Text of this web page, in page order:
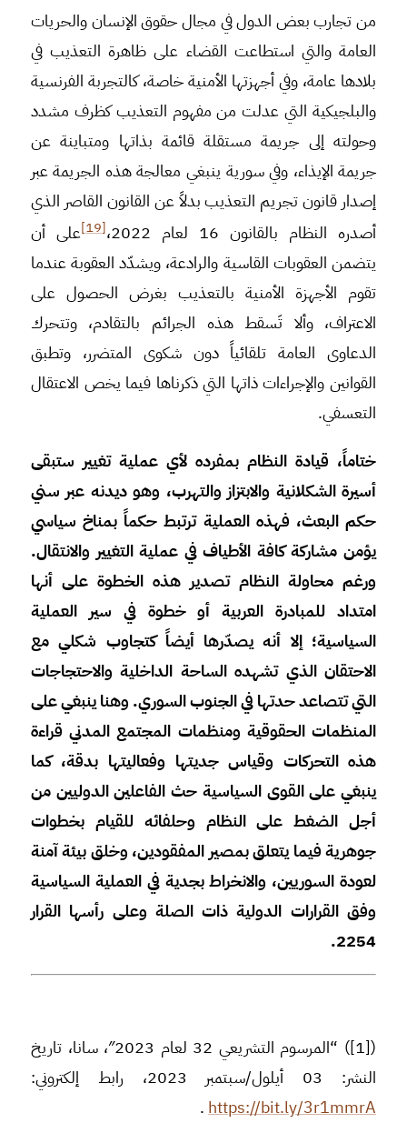
من تجارب بعض الدول في مجال حقوق الإنسان والحريات
العامة والتي استطاعت القضاء على ظاهرة التعذيب في
بلادها عامة، وفي أجهزتها الأمنية خاصة، كالتجربة الفرنسية
والبلجيكية التي عدلت من مفهوم التعذيب كظرف مشدد
وحولته إلى جريمة مستقلة قائمة بذاتها ومتباينة عن
جريمة الإيذاء، وفي سورية ينبغي معالجة هذه الجريمة عبر
إصدار قانون تجريم التعذيب بدلاً عن القانون القاصر الذي
أصدره النظام بالقانون 16 لعام 2022،
[19]
على أن
يتضمن العقوبات القاسية والرادعة، ويشدّد العقوبة عندما
تقوم الأجهزة الأمنية بالتعذيب بغرض الحصول على
الاعتراف، وألا تَسقط هذه الجرائم بالتقادم، وتتحرك
الدعاوى العامة تلقائياً دون شكوى المتضرر، وتطبق
القوانين والإجراءات ذاتها التي ذكرناها فيما يخص الاعتقال
التعسفي.
ختاماً، قيادة النظام بمفرده لأي عملية تغيير ستبقى
أسيرة الشكلانية والابتزاز والتهرب، وهو ديدنه عبر سني
حكم البعث، فهذه العملية ترتبط حكماً بمناخ سياسي
يؤمن مشاركة كافة الأطياف في عملية التغيير والانتقال.
ورغم محاولة النظام تصدير هذه الخطوة على أنها
امتداد للمبادرة العربية أو خطوة في سير العملية
السياسية؛ إلا أنه يصدّرها أيضاً كتجاوب شكلي مع
الاحتقان الذي تشهده الساحة الداخلية والاحتجاجات
التي تتصاعد حدتها في الجنوب السوري. وهنا ينبغي على
المنظمات الحقوقية ومنظمات المجتمع المدني قراءة
هذه التحركات وقياس جديتها وفعاليتها بدقة، كما
ينبغي على القوى السياسية حث الفاعلين الدوليين من
أجل الضغط على النظام وحلفائه للقيام بخطوات
جوهرية فيما يتعلق بمصير المفقودين، وخلق بيئة آمنة
لعودة السوريين، والانخراط بجدية في العملية السياسية
وفق القرارات الدولية ذات الصلة وعلى رأسها القرار
2254.
([1]) “المرسوم التشريعي 32 لعام 2023″، سانا، تاريخ
النشر: 03 أيلول/سبتمبر 2023، رابط إلكتروني:
https://bit.ly/3r1mmrA
.